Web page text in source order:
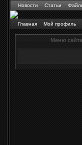
Новости Статьи
Главная Мой профиль
Меню сайта